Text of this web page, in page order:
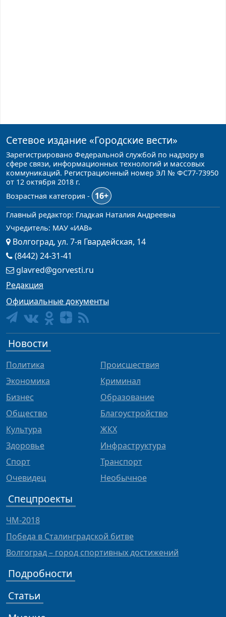
Сетевое издание «Городские вести»
Зарегистрировано Федеральной службой по надзору в
сфере связи, информационных технологий и массовых
коммуникаций. Регистрационный номер ЭЛ № ФС77-73950
от 12 октября 2018 г.
Возрастная категория -
16+
Главный редактор: Гладкая Наталия Андреевна
Учредитель: МАУ «ИАВ»
Волгоград, ул. 7-я Гвардейская, 14
(8442) 24-31-41
glavred@gorvesti.ru
Редакция
Официальные документы
Новости
Политика
Экономика
Бизнес
Общество
Культура
Здоровье
Спорт
Очевидец
Происшествия
Криминал
Образование
Благоустройство
ЖКХ
Инфраструктура
Транспорт
Необычное
Спецпроекты
ЧМ-2018
Победа в Сталинградской битве
Волгоград – город спортивных достижений
Подробности
Статьи